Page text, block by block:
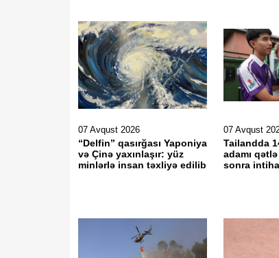
07 Avqust 2026
“Delfin” qasırğası Yaponiya
və Çinə yaxınlaşır: yüz
minlərlə insan təxliyə edilib
07 Avqust
Tailandda
adamı
sonra